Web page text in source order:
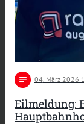
notes 04. März 2026
Eilmeldung: